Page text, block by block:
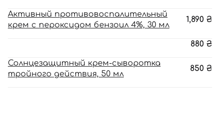
Активный противовоспалительный
крем с пероксидом бензоил 4%, 30 мл
1,890 ₴
880 ₴
Солнцезащитный крем-сыворотка
тройного действия, 50 мл
850 ₴